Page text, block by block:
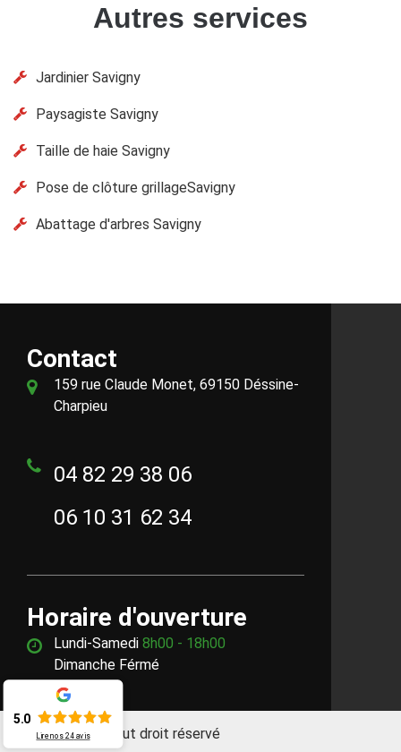
Autres services
Jardinier Savigny
Paysagiste Savigny
Taille de haie Savigny
Pose de clôture grillageSavigny
Abattage d'arbres Savigny
Contact
159 rue Claude Monet, 69150 Déssine-
Charpieu
04 82 29 38 06
06 10 31 62 34
Horaire d'ouverture
Lundi-Samedi 8h00 - 18h00
Dimanche Férmé
©2018 - 2026 Tout droit réservé
5.0
Lire nos 24avis